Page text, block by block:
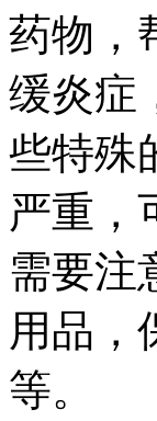
药物，
缓炎症
些特殊
严重，
需要注
用品，
等。